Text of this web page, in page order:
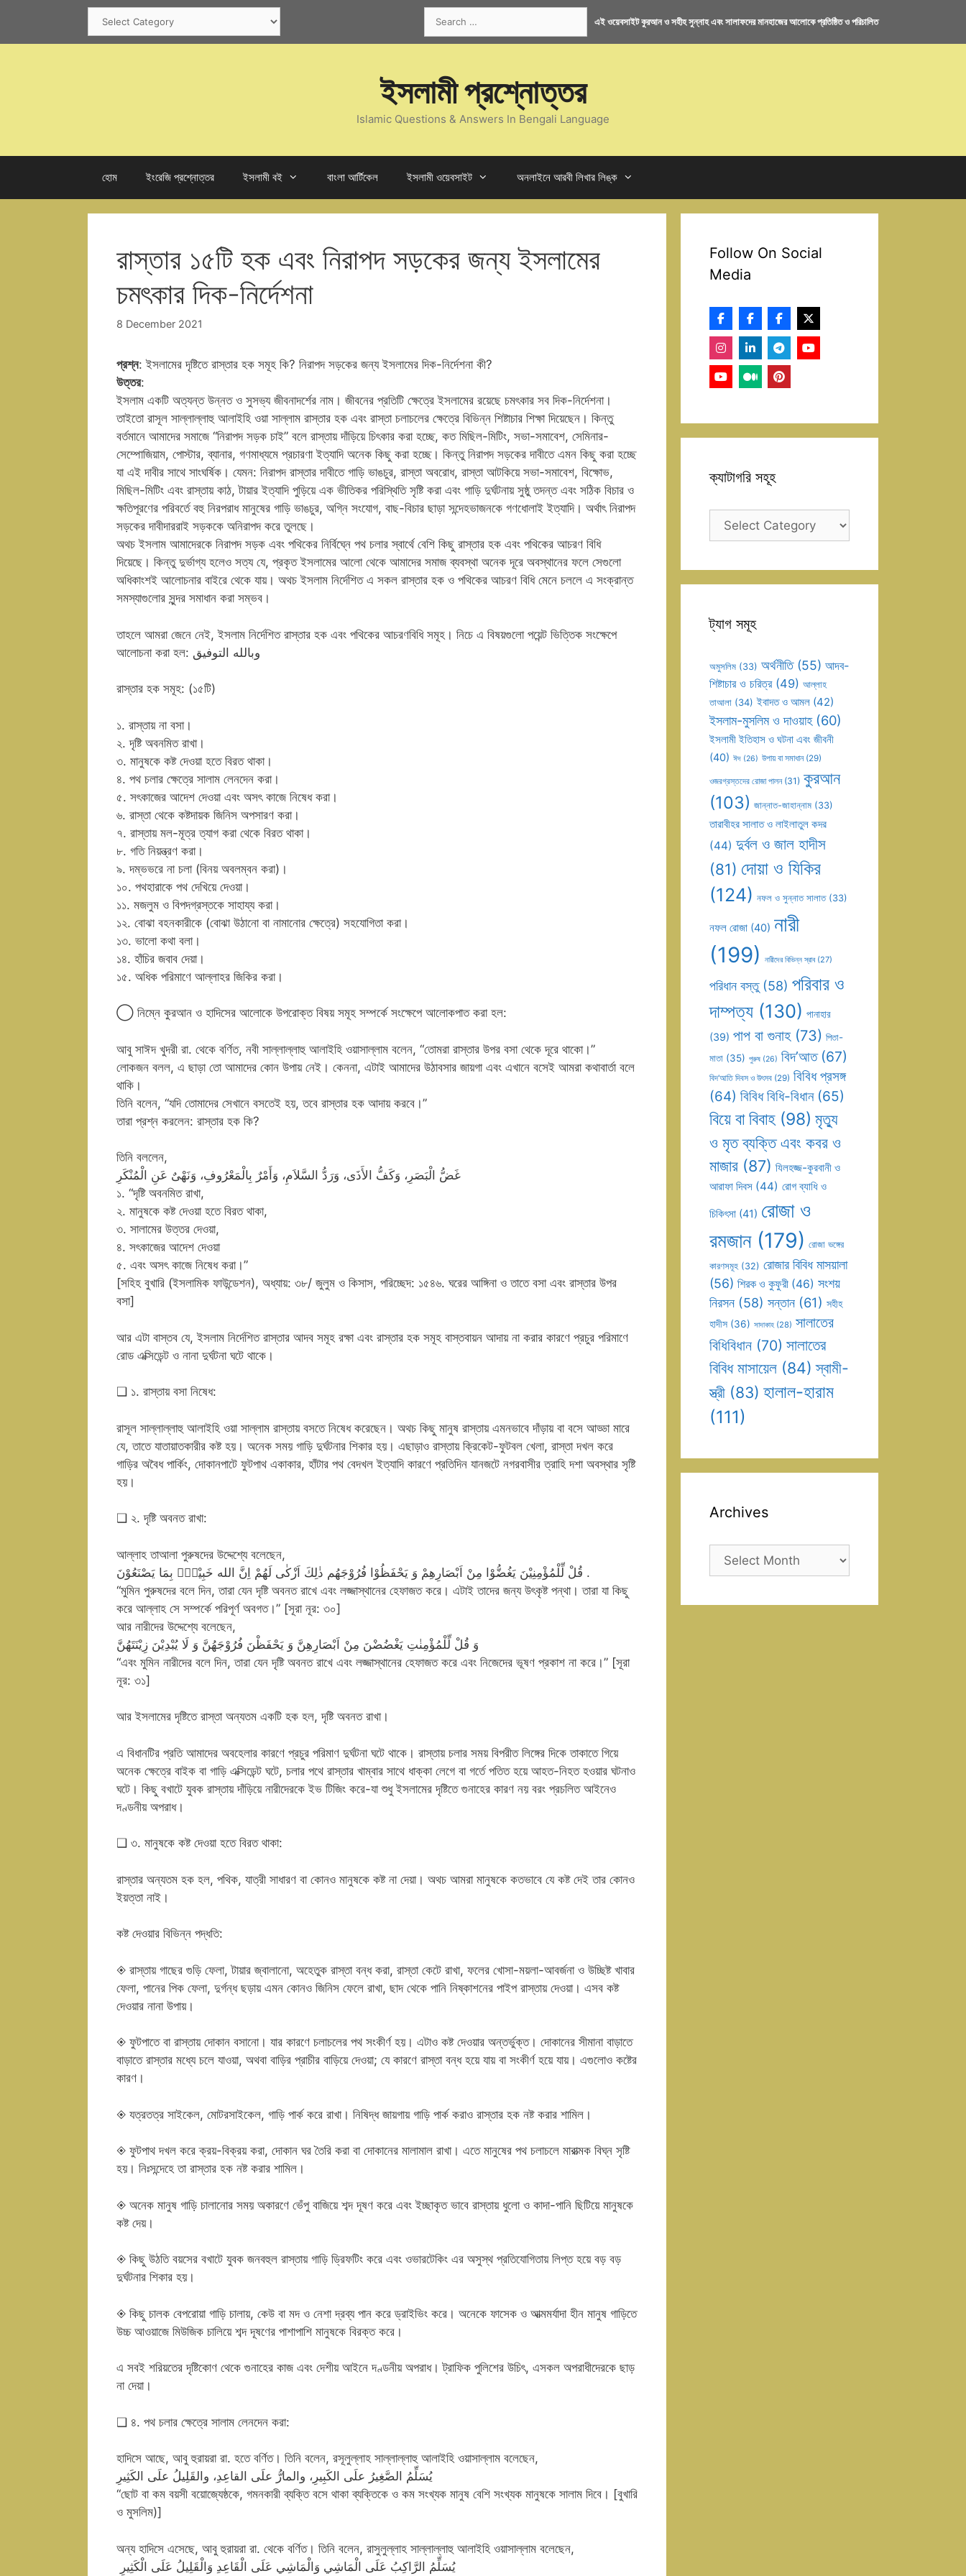
content
for:
এই ওয়েবসাইট কুরআন ও সহীহ সুন্নাহ এবং সালাফদের মানহাজের আলোকে প্রতিষ্ঠিত ও পরিচালিত
ইসলামী প্রশ্নোত্তর
Islamic Questions & Answers In Bengali Language
হোম ইংরেজি প্রশ্নোত্তর ইসলামী বই বাংলা আর্টিকেল ইসলামী ওয়েবসাইট অনলাইনে আরবী লিখার লিঙ্ক
রাস্তার ১৫টি হক এবং নিরাপদ সড়কের জন্য ইসলামের
চমৎকার দিক-নির্দেশনা
8 December 2021
প্রশ্ন: ইসলামের দৃষ্টিতে রাস্তার হক সমূহ কি? নিরাপদ সড়কের জন্য ইসলামের দিক-নির্দেশনা কী?
উত্তর:
ইসলাম একটি অত্যন্ত উন্নত ও সুসভ্য জীবনাদর্শের নাম। জীবনের প্রতিটি ক্ষেত্রে ইসলামের রয়েছে চমৎকার সব দিক-নির্দেশনা।
তাইতো রাসূল সাল্লাল্লাহু আলাইহি ওয়া সাল্লাম রাস্তার হক এবং রাস্তা চলাচলের ক্ষেত্রে বিভিন্ন শিষ্টাচার শিক্ষা দিয়েছেন। কিন্তু
বর্তমানে আমাদের সমাজে “নিরাপদ সড়ক চাই” বলে রাস্তায় দাঁড়িয়ে চিৎকার করা হচ্ছে, কত মিছিল-মিটিং, সভা-সমাবেশ, সেমিনার-
সেম্পোজিয়াম, পোস্টার, ব্যানার, গণমাধ্যমে প্রচারণা ইত্যাদি অনেক কিছু করা হচ্ছে। কিন্তু নিরাপদ সড়কের দাবীতে এমন কিছু করা হচ্ছে
যা এই দাবীর সাথে সাংঘর্ষিক। যেমন: নিরাপদ রাস্তার দাবীতে গাড়ি ভাঙচুর, রাস্তা অবরোধ, রাস্তা আটকিয়ে সভা-সমাবেশ, বিক্ষোভ,
মিছিল-মিটিং এবং রাস্তায় কাঠ, টায়ার ইত্যাদি পুড়িয়ে এক ভীতিকর পরিস্থিতি সৃষ্টি করা এবং গাড়ি দুর্ঘটনায় সুষ্ঠু তদন্ত এবং সঠিক বিচার ও
ক্ষতিপূরণের পরিবর্তে বহু নিরপরাধ মানুষের গাড়ি ভাঙচুর, অগ্নি সংযোগ, বাছ-বিচার ছাড়া সন্দেহভাজনকে গণধোলাই ইত্যাদি। অর্থাৎ নিরাপদ
সড়কের দাবীদাররাই সড়ককে অনিরাপদ করে তুলছে।
অথচ ইসলাম আমাদেরকে নিরাপদ সড়ক এবং পথিকের নির্বিঘ্নে পথ চলার স্বার্থে বেশি কিছু রাস্তার হক এবং পথিকের আচরণ বিধি
দিয়েছে। কিন্তু দুর্ভাগ্য হলেও সত্য যে, প্রকৃত ইসলামের আলো থেকে আমাদের সমাজ ব্যবস্থা অনেক দূরে অবস্থানের ফলে সেগুলো
অধিকাংশই আলোচনার বাইরে থেকে যায়। অথচ ইসলাম নির্দেশিত এ সকল রাস্তার হক ও পথিকের আচরণ বিধি মেনে চললে এ সংক্রান্ত
সমস্যাগুলোর সুন্দর সমাধান করা সম্ভব।
তাহলে আমরা জেনে নেই, ইসলাম নির্দেশিত রাস্তার হক এবং পথিকের আচরণবিধি সমূহ। নিচে এ বিষয়গুলো পয়েন্ট ভিত্তিক সংক্ষেপে
আলোচনা করা হল: وبالله التوفيق
রাস্তার হক সমূহ: (১৫টি)
১. রাস্তায় না বসা।
২. দৃষ্টি অবনমিত রাখা।
৩. মানুষকে কষ্ট দেওয়া হতে বিরত থাকা।
৪. পথ চলার ক্ষেত্রে সালাম লেনদেন করা।
৫. সৎকাজের আদেশ দেওয়া এবং অসৎ কাজে নিষেধ করা।
৬. রাস্তা থেকে কষ্টদায়ক জিনিস অপসারণ করা।
৭. রাস্তায় মল-মূত্র ত্যাগ করা থেকে বিরত থাকা।
৮. গতি নিয়ন্ত্রণ করা।
৯. দম্ভভরে না চলা (বিনয় অবলম্বন করা)।
১০. পথহারাকে পথ দেখিয়ে দেওয়া।
১১. মজলুম ও বিপদগ্রস্তকে সাহায্য করা।
১২. বোঝা বহনকারীকে (বোঝা উঠানো বা নামানোর ক্ষেত্রে) সহযোগিতা করা।
১৩. ভালো কথা বলা।
১৪. হাঁচির জবাব দেয়া।
১৫. অধিক পরিমাণে আল্লাহর জিকির করা।
◯ নিম্নে কুরআন ও হাদিসের আলোকে উপরোক্ত বিষয় সমূহ সম্পর্কে সংক্ষেপে আলোকপাত করা হল:
আবু সাঈদ খুদরী রা. থেকে বর্ণিত, নবী সাল্লাল্লাহু আলাইহি ওয়াসাল্লাম বলেন, “তোমরা রাস্তার উপর বসা থেকে দূরে থাকো।”
লোকজন বলল, এ ছাড়া তো আমাদের কোন উপায় নেই। কেননা, এটাই আমাদের উঠাবসার জায়গা এবং এখানে বসেই আমরা কথাবার্তা বলে
থাকি।
তিনি বলেন, “যদি তোমাদের সেখানে বসতেই হয়, তবে রাস্তার হক আদায় করবে।”
তারা প্রশ্ন করলেন: রাস্তার হক কি?
তিনি বললেন,
غَضُّ الْبَصَرِ، وَكَفُّ الأَذَى، وَرَدُّ السَّلاَمِ، وَأَمْرٌ بِالْمَعْرُوفِ، وَنَهْىٌ عَنِ الْمُنْكَرِ
১. “দৃষ্টি অবনমিত রাখা,
২. মানুষকে কষ্ট দেওয়া হতে বিরত থাকা,
৩. সালামের উত্তর দেওয়া,
৪. সৎকাজের আদেশ দেওয়া
৫. এবং অসৎ কাজে নিষেধ করা।”
[সহিহ বুখারি (ইসলামিক ফাউন্ডেশন), অধ্যায়: ৩৮/ জুলুম ও কিসাস, পরিচ্ছেদ: ১৫৪৬. ঘরের আঙ্গিনা ও তাতে বসা এবং রাস্তার উপর
বসা]
আর এটা বাস্তব যে, ইসলাম নির্দেশিত রাস্তার আদব সমূহ রক্ষা এবং রাস্তার হক সমূহ বাস্তবায়ন আদায় না করার কারণে প্রচুর পরিমাণে
রোড এক্সিডেন্ট ও নানা দুর্ঘটনা ঘটে থাকে।
❑ ১. রাস্তায় বসা নিষেধ:
রাসূল সাল্লাল্লাহু আলাইহি ওয়া সাল্লাম রাস্তায় বসতে নিষেধ করেছেন। অথচ কিছু মানুষ রাস্তায় এমনভাবে দাঁড়ায় বা বসে আড্ডা মারে
যে, তাতে যাতায়াতকারীর কষ্ট হয়। অনেক সময় গাড়ি দুর্ঘটনার শিকার হয়। এছাড়াও রাস্তায় ক্রিকেট-ফুটবল খেলা, রাস্তা দখল করে
গাড়ির অবৈধ পার্কিং, দোকানপাটে ফুটপাথ একাকার, হাঁটার পথ বেদখল ইত্যাদি কারণে প্রতিদিন যানজটে নগরবাসীর ত্রাহি দশা অবস্থার সৃষ্টি
হয়।
❑ ২. দৃষ্টি অবনত রাখা:
আল্লাহ তাআলা পুরুষদের উদ্দেশ্যে বলেছেন,
قُلْ لِّلْمُؤْمِنِیْنَ یَغُضُّوْا مِنْ اَبْصَارِهِمْ وَ یَحْفَظُوْا فُرُوْجَهُم ذٰلِكَ اَزْكٰی لَهُمْ اِنَّ الله خَبِیْرٌۢ بِمَا یَصْنَعُوْنَ .
“মুমিন পুরুষদের বলে দিন, তারা যেন দৃষ্টি অবনত রাখে এবং লজ্জাস্থানের হেফাজত করে। এটাই তাদের জন্য উৎকৃষ্ট পন্থা। তারা যা কিছু
করে আল্লাহ সে সম্পর্কে পরিপূর্ণ অবগত।” [সূরা নূর: ৩০]
আর নারীদের উদ্দেশ্যে বলেছেন,
وَ قُلْ لِّلْمُؤْمِنٰتِ یَغْضُضْنَ مِنْ اَبْصَارِهِنَّ وَ یَحْفَظْنَ فُرُوْجَهُنَّ وَ لَا یُبْدِیْنَ زِیْنَتَهُنَّ
“এবং মুমিন নারীদের বলে দিন, তারা যেন দৃষ্টি অবনত রাখে এবং লজ্জাস্থানের হেফাজত করে এবং নিজেদের ভূষণ প্রকাশ না করে।” [সূরা
নূর: ৩১]
আর ইসলামের দৃষ্টিতে রাস্তা অন্যতম একটি হক হল, দৃষ্টি অবনত রাখা।
এ বিধানটির প্রতি আমাদের অবহেলার কারণে প্রচুর পরিমাণ দুর্ঘটনা ঘটে থাকে। রাস্তায় চলার সময় বিপরীত লিঙ্গের দিকে তাকাতে গিয়ে
অনেক ক্ষেত্রে বাইক বা গাড়ি এক্সিডেন্ট ঘটে, চলার পথে রাস্তার খাম্বার সাথে ধাক্কা লেগে বা গর্তে পতিত হয়ে আহত-নিহত হওয়ার ঘটনাও
ঘটে। কিছু বখাটে যুবক রাস্তায় দাঁড়িয়ে নারীদেরকে ইভ টিজিং করে-যা শুধু ইসলামের দৃষ্টিতে গুনাহের কারণ নয় বরং প্রচলিত আইনেও
দণ্ডনীয় অপরাধ।
❑ ৩. মানুষকে কষ্ট দেওয়া হতে বিরত থাকা:
রাস্তার অন্যতম হক হল, পথিক, যাত্রী সাধারণ বা কোনও মানুষকে কষ্ট না দেয়া। অথচ আমরা মানুষকে কতভাবে যে কষ্ট দেই তার কোনও
ইয়ত্তা নাই।
কষ্ট দেওয়ার বিভিন্ন পদ্ধতি:
◈ রাস্তায় গাছের গুড়ি ফেলা, টায়ার জ্বালানো, অহেতুক রাস্তা বন্ধ করা, রাস্তা কেটে রাখা, ফলের খোসা-ময়লা-আবর্জনা ও উচ্ছিষ্ট খাবার
ফেলা, পানের পিক ফেলা, দুর্গন্ধ ছড়ায় এমন কোনও জিনিস ফেলে রাখা, ছাদ থেকে পানি নিষ্কাশনের পাইপ রাস্তায় দেওয়া। এসব কষ্ট
দেওয়ার নানা উপায়।
◈ ফুটপাতে বা রাস্তায় দোকান বসানো। যার কারণে চলাচলের পথ সংকীর্ণ হয়। এটাও কষ্ট দেওয়ার অন্তর্ভুক্ত। দোকানের সীমানা বাড়াতে
বাড়াতে রাস্তার মধ্যে চলে যাওয়া, অথবা বাড়ির প্রাচীর বাড়িয়ে দেওয়া; যে কারণে রাস্তা বন্ধ হয়ে যায় বা সংকীর্ণ হয়ে যায়। এগুলোও কষ্টের
কারণ।
◈ যত্রতত্র সাইকেল, মোটরসাইকেল, গাড়ি পার্ক করে রাখা। নিষিদ্ধ জায়গায় গাড়ি পার্ক করাও রাস্তার হক নষ্ট করার শামিল।
◈ ফুটপাথ দখল করে ক্রয়-বিক্রয় করা, দোকান ঘর তৈরি করা বা দোকানের মালামাল রাখা। এতে মানুষের পথ চলাচলে মারাত্মক বিঘ্ন সৃষ্টি
হয়। নিঃসন্দেহে তা রাস্তার হক নষ্ট করার শামিল।
◈ অনেক মানুষ গাড়ি চালানোর সময় অকারণে ভেঁপু বাজিয়ে শব্দ দূষণ করে এবং ইচ্ছাকৃত ভাবে রাস্তায় ধুলো ও কাদা-পানি ছিটিয়ে মানুষকে
কষ্ট দেয়।
◈ কিছু উঠতি বয়সের বখাটে যুবক জনবহুল রাস্তায় গাড়ি ড্রিফটিং করে এবং ওভারটেকিং এর অসুস্থ প্রতিযোগিতায় লিপ্ত হয়ে বড় বড়
দুর্ঘটনার শিকার হয়।
◈ কিছু চালক বেপরোয়া গাড়ি চালায়, কেউ বা মদ ও নেশা দ্রব্য পান করে ড্রাইভিং করে। অনেকে ফাসেক ও আত্মমর্যাদা হীন মানুষ গাড়িতে
উচ্চ আওয়াজে মিউজিক চালিয়ে শব্দ দূষণের পাশাপাশি মানুষকে বিরক্ত করে।
এ সবই শরিয়তের দৃষ্টিকোণ থেকে গুনাহের কাজ এবং দেশীয় আইনে দণ্ডনীয় অপরাধ। ট্রাফিক পুলিশের উচিৎ, এসকল অপরাধীদেরকে ছাড়
না দেয়া।
❑ ৪. পথ চলার ক্ষেত্রে সালাম লেনদেন করা:
হাদিসে আছে, আবু হুরায়রা রা. হতে বর্ণিত। তিনি বলেন, রসূলুল্লাহ সাল্লাল্লাহু আলাইহি ওয়াসাল্লাম বলেছেন,
يُسَلِّمُ الصَّغِيرُ علَى الكَبِيرِ، والمارُّ علَى القاعِدِ، والقَلِيلُ علَى الكَثِيرِ
“ছোট বা কম বয়সী বয়োজ্যেষ্ঠকে, গমনকারী ব্যক্তি বসে থাকা ব্যক্তিকে ও কম সংখ্যক মানুষ বেশি সংখ্যক মানুষকে সালাম দিবে। [বুখারি
ও মুসলিম)]
অন্য হাদিসে এসেছে, আবু হুরায়রা রা. থেকে বর্ণিত। তিনি বলেন, রাসুলুল্লাহ সাল্লাল্লাহু আলাইহি ওয়াসাল্লাম বলেছেন,
يُسَلِّمُ الرَّاكِبُ عَلَى الْمَاشِي وَالْمَاشِي عَلَى الْقَاعِدِ وَالْقَلِيلُ عَلَى الْكَثِيرِ ‏
Follow On Social
Media
ক্যাটাগরি সহূহ
ক্যাটাগরি
ট্যাগ সমূহ
অমুসলিম (33) অর্থনীতি(55) আদব-
শিষ্টাচার ও চরিত্র(49) আল্লাহ
তাআলা (34) ইবাদত ও আমল (42)
ইসলাম-মুসলিম ও দাওয়াহ(60)
ইসলামী ইতিহাস ও ঘটনা এবং জীবনী
(40) ঈদ (26) উপায় বা সমাধান(29)
ওজরগ্রস্তদের রোজা পালন(31) কুরআন
(103) জান্নাত-জাহান্নাম (33)
তারাবীহর সালাত ও লাইলাতুল কদর
(44) দুর্বল ও জাল হাদীস
(81) দোয়া ও যিকির
(124) নফল ও সুন্নাত সালাত(33)
নফল রোজা (40) নারী
(199) নারীদের বিভিন্ন স্রাব(27)
পরিধান বস্তু(58) পরিবার ও
দাম্পত্য (130) পানাহার
(39) পাপ বা গুনাহ(73) পিতা-
মাতা (35) পুরুষ (26) বিদ’আত(67)
বিদ’আতি দিবস ও উৎসব (29) বিবিধ প্রসঙ্গ
(64) বিবিধ বিধি-বিধান(65)
বিয়ে বা বিবাহ (98) মৃত্যু
ও মৃত ব্যক্তি এবং কবর ও
মাজার (87) যিলহজ্জ-কুরবানী ও
আরাফা দিবস (44) রোগ ব্যাধি ও
চিকিৎসা (41) রোজা ও
রমজান(179) রোজা ভঙ্গের
কারণসমূহ (32) রোজার বিবিধ মাসয়ালা
(56) শিরক ও কুফুরী (46) সংশয়
নিরসন (58) সন্তান (61) সহীহ
হাদীস (36) সাদাকাহ (28) সালাতের
বিধিবিধান (70) সালাতের
বিবিধ মাসায়েল (84) স্বামী-
স্ত্রী (83) হালাল-হারাম
(111)
Archives
Archives